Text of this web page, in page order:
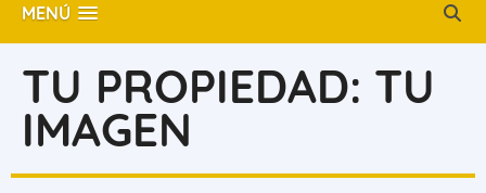
MENÚ
TU PROPIEDAD: TU
IMAGEN